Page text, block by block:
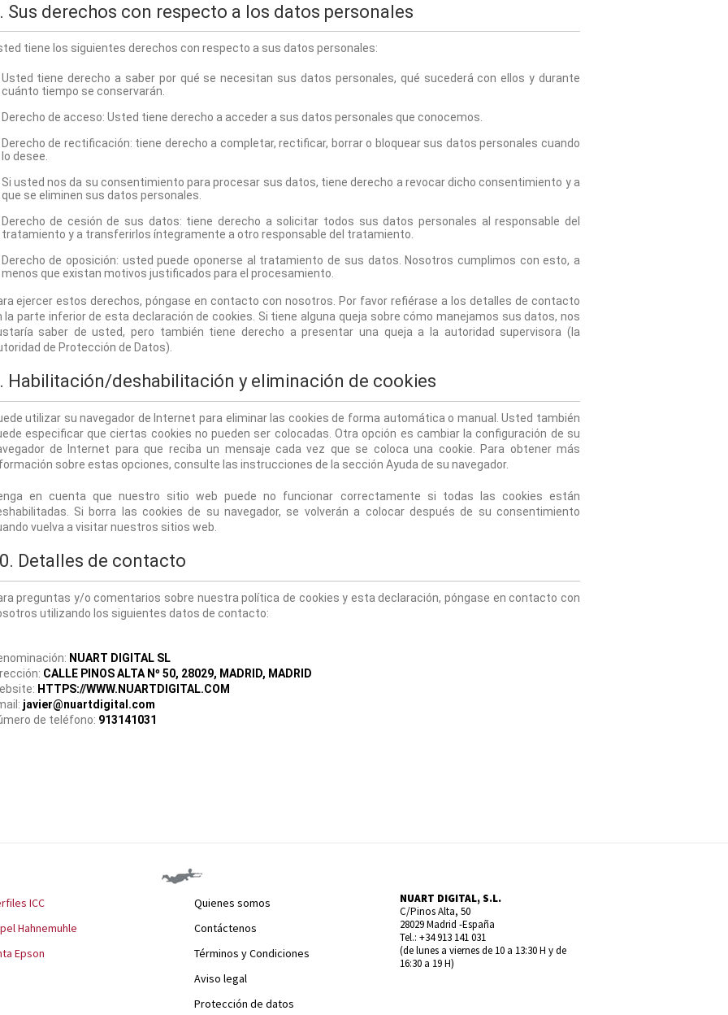
Sus derechos con respecto a los datos personales
tiene los siguientes derechos con respecto a sus datos personales:
Usted tiene derecho a saber por qué se necesitan sus datos personales, qué sucederá con ellos y durante
cuánto tiempo se conservarán.
Derecho de acceso: Usted tiene derecho a acceder a sus datos personales que conocemos.
Derecho de rectificación: tiene derecho a completar, rectificar, borrar o bloquear sus datos personales cuando
lo desee.
Si usted nos da su consentimiento para procesar sus datos, tiene derecho a revocar dicho consentimiento y a
que se eliminen sus datos personales.
Derecho de cesión de sus datos: tiene derecho a solicitar todos sus datos personales al responsable del
tratamiento y a transferirlos íntegramente a otro responsable del tratamiento.
Derecho de oposición: usted puede oponerse al tratamiento de sus datos. Nosotros cumplimos con esto, a
menos que existan motivos justificados para el procesamiento.
ejercer estos derechos, póngase en contacto con nosotros. Por favor refiérase a los detalles de contacto
la parte inferior de esta declaración de cookies. Si tiene alguna queja sobre cómo manejamos sus datos, nos
saber de usted, pero también tiene derecho a presentar una queja a la autoridad supervisora (la
de Protección de Datos).
Habilitación/deshabilitación y eliminación de cookies
utilizar su navegador de Internet para eliminar las cookies de forma automática o manual. Usted también
especificar que ciertas cookies no pueden ser colocadas. Otra opción es cambiar la configuración de su
de Internet para que reciba un mensaje cada vez que se coloca una cookie. Para obtener más
sobre estas opciones, consulte las instrucciones de la sección Ayuda de su navegador.
en cuenta que nuestro sitio web puede no funcionar correctamente si todas las cookies están
Si borra las cookies de su navegador, se volverán a colocar después de su consentimiento
vuelva a visitar nuestros sitios web.
Detalles de contacto
preguntas y/o comentarios sobre nuestra política de cookies y esta declaración, póngase en contacto con
utilizando los siguientes datos de contacto:
NUART DIGITAL SL
CALLE PINOS ALTA Nº 50, 28029, MADRID, MADRID
HTTPS://WWW.NUARTDIGITAL.COM
javier@nuartdigital.com
de teléfono: 913141031
ICC
Hahnemuhle
Epson
Quienes somos
Contáctenos
Términos y Condiciones
Aviso legal
Protección de datos
NUART DIGITAL, S.L.
C/Pinos Alta, 50
28029 Madrid -España
Tel.: +34 913 141 031
(de lunes a viernes de 10 a 13:30 H y de
16:30 a 19 H)